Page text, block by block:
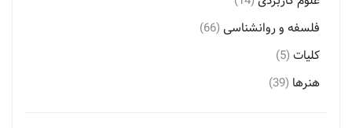
فلسفه و روانشناسی (66)
کلیات (5)
هنرها (39)